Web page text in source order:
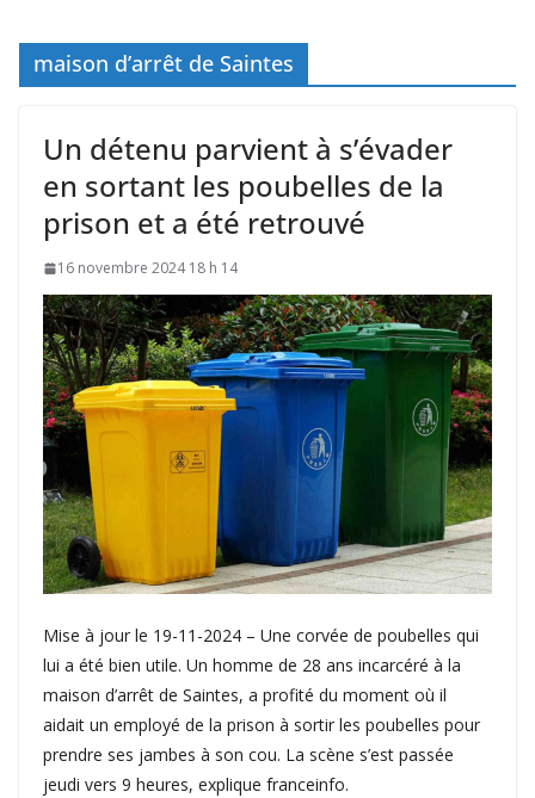
maison d’arrêt de Saintes
Un détenu parvient à s’évader
en sortant les poubelles de la
prison et a été retrouvé
16 novembre 2024 18 h 14
Mise à jour le 19-11-2024 – Une corvée de poubelles qui
lui a été bien utile. Un homme de 28 ans incarcéré à la
maison d’arrêt de Saintes, a profité du moment où il
aidait un employé de la prison à sortir les poubelles pour
prendre ses jambes à son cou. La scène s’est passée
jeudi vers 9 heures, explique franceinfo.